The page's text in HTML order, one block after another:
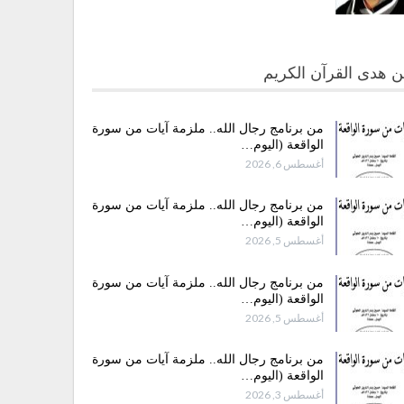
هدى القرآن الكريم
من برنامج رجال الله.. ملزمة آيات من سورة
الواقعة (اليوم…
أغسطس 6, 2026
من برنامج رجال الله.. ملزمة آيات من سورة
الواقعة (اليوم…
أغسطس 5, 2026
من برنامج رجال الله.. ملزمة آيات من سورة
الواقعة (اليوم…
أغسطس 5, 2026
من برنامج رجال الله.. ملزمة آيات من سورة
الواقعة (اليوم…
أغسطس 3, 2026